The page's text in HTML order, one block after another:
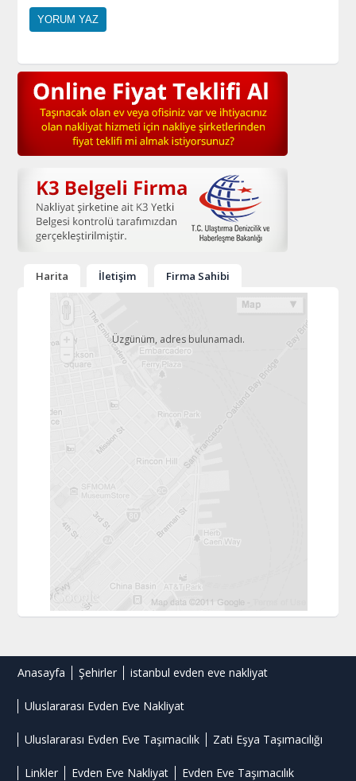
Harita İletişim Firma Sahibi
Üzgünüm, adres bulunamadı.
Anasayfa Şehirler istanbul evden eve nakliyat
Uluslararası Evden Eve Nakliyat
Uluslararası Evden Eve Taşımacılık Zati Eşya Taşımacılığı
Linkler Evden Eve Nakliyat Evden Eve Taşımacılık